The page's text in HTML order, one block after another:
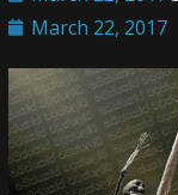
March 22, 2017